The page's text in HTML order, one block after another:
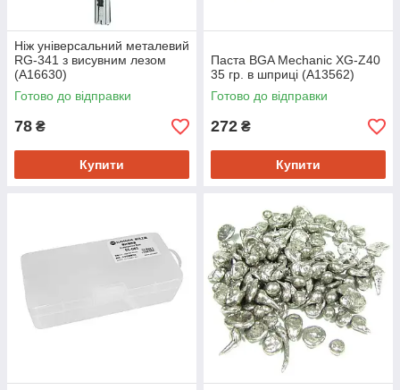
Ніж універсальний металевий
RG-341 з висувним лезом
(A16630)
Готово до відправки
78 ₴
Купити
Паста BGA Mechanic XG-Z40
35 гр. в шприці (A13562)
Готово до відправки
272 ₴
Купити